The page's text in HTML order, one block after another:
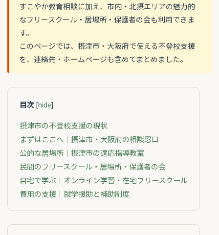
すこやか教育相談に加え、市内・北摂エリアの魅力的
なフリースクール・居場所・保護者の会も利用できま
す。
このページでは、摂津市・大阪府で使える不登校支援
を、連絡先・ホームページも含めてまとめました。
目次 [hide]
摂津市の不登校支援の現状
まずはここへ｜摂津市・大阪府の相談窓口
公的な居場所｜摂津市の適応指導教室
民間のフリースクール・居場所・保護者の会
自宅で学ぶ｜オンライン学習・在宅フリースクール
費用の支援｜就学援助と補助制度